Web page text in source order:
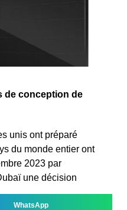
de conception de
unis ont préparé
du monde entier ont
2023 par
une décision
WhatsApp